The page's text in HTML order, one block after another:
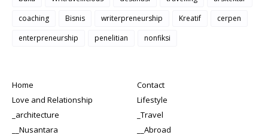
coaching
Bisnis writerpreneurship Kreatif
cerpen
enterpreneurship
penelitian nonfiksi
Home
Contact
Love and Relationship
Lifestyle
_architecture
_Travel
__Nusantara
__Abroad